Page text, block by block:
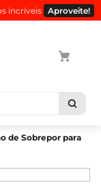
incríveis Aproveite!
de Sobrepor para